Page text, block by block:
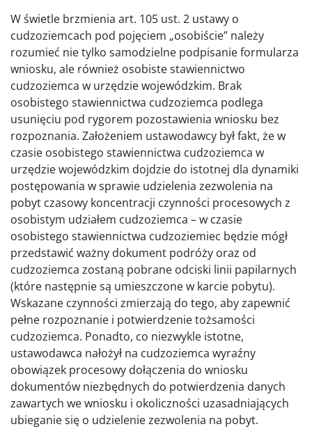
W świetle brzmienia art. 105 ust. 2 ustawy o
cudzoziemcach pod pojęciem „osobiście” należy
rozumieć nie tylko samodzielne podpisanie formularza
wniosku, ale również osobiste stawiennictwo
cudzoziemca w urzędzie wojewódzkim. Brak
osobistego stawiennictwa cudzoziemca podlega
usunięciu pod rygorem pozostawienia wniosku bez
rozpoznania. Założeniem ustawodawcy był fakt, że w
czasie osobistego stawiennictwa cudzoziemca w
urzędzie wojewódzkim dojdzie do istotnej dla dynamiki
postępowania w sprawie udzielenia zezwolenia na
pobyt czasowy koncentracji czynności procesowych z
osobistym udziałem cudzoziemca – w czasie
osobistego stawiennictwa cudzoziemiec będzie mógł
przedstawić ważny dokument podróży oraz od
cudzoziemca zostaną pobrane odciski linii papilarnych
(które następnie są umieszczone w karcie pobytu).
Wskazane czynności zmierzają do tego, aby zapewnić
pełne rozpoznanie i potwierdzenie tożsamości
cudzoziemca. Ponadto, co niezwykle istotne,
ustawodawca nałożył na cudzoziemca wyraźny
obowiązek procesowy dołączenia do wniosku
dokumentów niezbędnych do potwierdzenia danych
zawartych we wniosku i okoliczności uzasadniających
ubieganie się o udzielenie zezwolenia na pobyt.